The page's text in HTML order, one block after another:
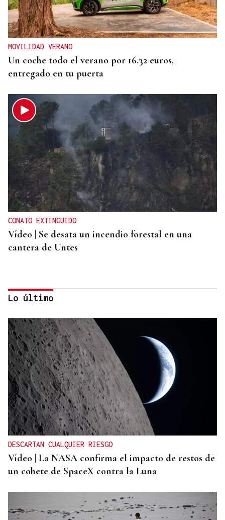
MOVILIDAD VERANO
Un coche todo el verano por 16.32 euros,
entregado en tu puerta
CONATO EXTINGUIDO
Vídeo | Se desata un incendio forestal en una
cantera de Untes
ENTREVISTA
Jorge Vázquez: "Nuestro objetivo a 2028 es crecer
creando valor para el accionista y para el equipo
que lo hace posible"
Lo último
DESCARTAN CUALQUIER RIESGO
Vídeo | La NASA confirma el impacto de restos de
un cohete de SpaceX contra la Luna